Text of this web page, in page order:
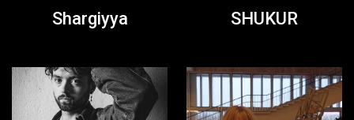
Shargiyya SHUKUR